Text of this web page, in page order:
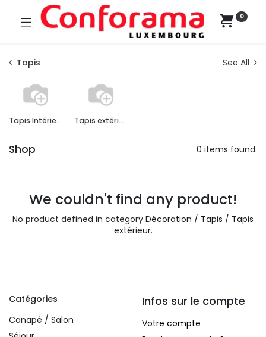
0
Tapis See All
Tapis Intérieur Tapis extérieur
Shop 0 items found.
We couldn't find any product!
No product defined in category Décoration / Tapis / Tapis
extérieur.
Catégories
Canapé / Salon
Infos sur le compte
Votre compte